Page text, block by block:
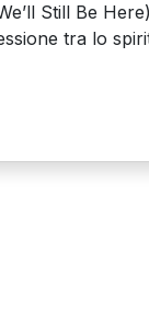
Still Be
tra lo